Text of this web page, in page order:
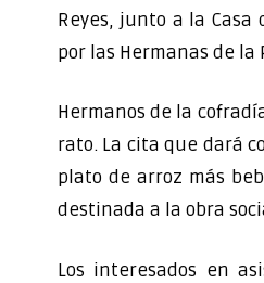
Reyes, junto a la
por las Hermanas de la
Hermanos de la
rato. La cita que dará
plato de arroz más
destinada a la obra
Los interesados en